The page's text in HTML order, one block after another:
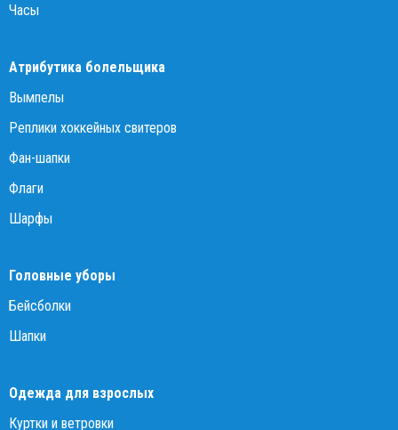
Часы
Атрибутика болельщика
Вымпелы
Реплики хоккейных свитеров
Фан-шапки
Флаги
Шарфы
Головные уборы
Бейсболки
Шапки
Одежда для взрослых
Куртки и ветровки